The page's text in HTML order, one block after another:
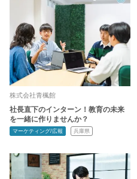
株式会社青楓館
社長直下のインターン！教育の未来
を一緒に作りませんか？
マーケティング/広報 兵庫県